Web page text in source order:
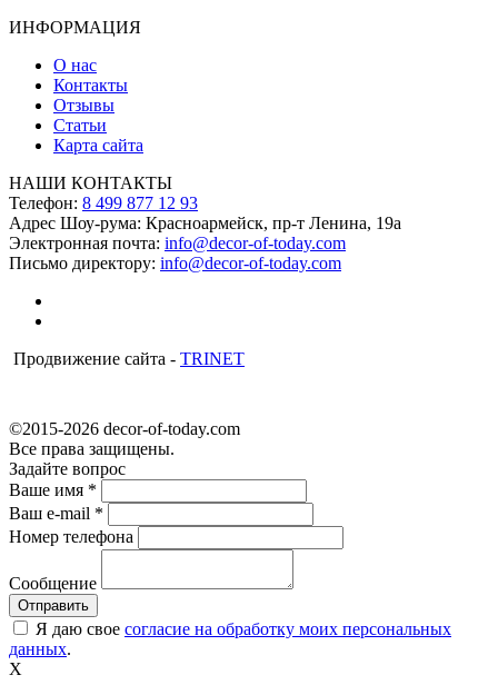
ИНФОРМАЦИЯ
О нас
Контакты
Отзывы
Статьи
Карта сайта
НАШИ КОНТАКТЫ
Телефон: 8 499 877 12 93
Адрес Шоу-рума: Красноармейск, пр-т Ленина, 19а
Электронная почта: info@decor-of-today.com
Письмо директору: info@decor-of-today.com
Продвижение сайта - TRINET
©2015-2026 decor-of-today.com
Все права защищены.
Задайте вопрос
Ваше имя *
Ваш e-mail *
Номер телефона
Сообщение
Я даю свое согласие на обработку моих персональных
данных.
X